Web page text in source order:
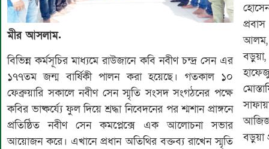
মীর আসলাম.
বিভিন্ন কর্মসূচির মাধ্যমে রাউজানে কবি নবীণ চন্দ্র সেন এর
১৭৭তম জন্ম বার্ষিকী পালন করা হয়েছে। গতকাল ১০
ফেব্রুয়ারি সকালে নবীণ সেন স্মৃতি সংসদ সংগঠনের পক্ষে
কবির ভাষ্কর্য্যে ফুল দিয়ে শ্রদ্ধা নিবেদনের পর শ্মশান প্রাঙ্গনে
প্রতিষ্ঠিত নবীণ সেন কমপ্লেক্সে এক আলোচনা সভার
আয়োজন করে। এখানে প্রধান অতিথির বক্তব্য রাখেন স্মৃতি
আলম,
বড়ুয়া